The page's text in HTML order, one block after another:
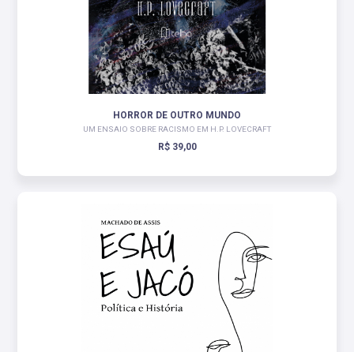
HORROR DE OUTRO MUNDO
UM ENSAIO SOBRE RACISMO EM H.P. LOVECRAFT
R$ 39,00